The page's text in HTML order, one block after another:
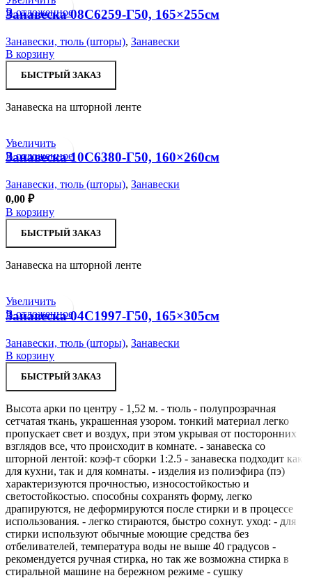
В отложенное
Занавеска 08С6259-Г50, 165×255см
Занавески, тюль (шторы), Занавески
В корзину
БЫСТРЫЙ ЗАКАЗ
Занавеска на шторной ленте
Увеличить
В отложенное
Занавеска 10С6380-Г50, 160×260см
Занавески, тюль (шторы), Занавески
0,00 ₽
В корзину
БЫСТРЫЙ ЗАКАЗ
Занавеска на шторной ленте
Увеличить
В отложенное
Занавеска 04С1997-Г50, 165×305см
Занавески, тюль (шторы), Занавески
В корзину
БЫСТРЫЙ ЗАКАЗ
Высота арки по центру - 1,52 м. - тюль - полупрозрачная
сетчатая ткань, украшенная узором. тонкий материал легко
пропускает свет и воздух, при этом укрывая от посторонних
взглядов все, что происходит в комнате. - занавеска со
шторной лентой: коэф-т сборки 1:2.5 - занавеска подходит как
для кухни, так и для комнаты. - изделия из полиэфира (пэ)
характеризуются прочностью, износостойкостью и
светостойкостью. способны сохранять форму, легко
драпируются, не деформируются после стирки и в процессе
использования. - легко стираются, быстро сохнут. уход: - для
стирки используют обычные моющие средства без
отбеливателей, температура воды не выше 40 градусов -
рекомендуется ручная стирка, но так же возможна стирка в
стиральной машине на бережном режиме - сушку